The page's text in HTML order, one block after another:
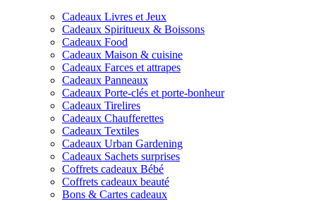
Cadeaux Livres et Jeux
Cadeaux Spiritueux & Boissons
Cadeaux Food
Cadeaux Maison & cuisine
Cadeaux Farces et attrapes
Cadeaux Panneaux
Cadeaux Porte-clés et porte-bonheur
Cadeaux Tirelires
Cadeaux Chaufferettes
Cadeaux Textiles
Cadeaux Urban Gardening
Cadeaux Sachets surprises
Coffrets cadeaux Bébé
Coffrets cadeaux beauté
Bons & Cartes cadeaux